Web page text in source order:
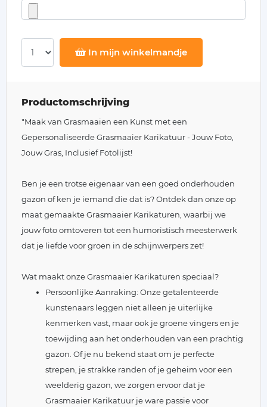
In mijn winkelmandje
Productomschrijving
"Maak van Grasmaaien een Kunst met een
Gepersonaliseerde Grasmaaier Karikatuur - Jouw Foto,
Jouw Gras, Inclusief Fotolijst!
Ben je een trotse eigenaar van een goed onderhouden
gazon of ken je iemand die dat is? Ontdek dan onze op
maat gemaakte Grasmaaier Karikaturen, waarbij we
jouw foto omtoveren tot een humoristisch meesterwerk
dat je liefde voor groen in de schijnwerpers zet!
Wat maakt onze Grasmaaier Karikaturen speciaal?
Persoonlijke Aanraking: Onze getalenteerde
kunstenaars leggen niet alleen je uiterlijke
kenmerken vast, maar ook je groene vingers en je
toewijding aan het onderhouden van een prachtig
gazon. Of je nu bekend staat om je perfecte
strepen, je strakke randen of je geheim voor een
weelderig gazon, we zorgen ervoor dat je
Grasmaaier Karikatuur je ware passie voor